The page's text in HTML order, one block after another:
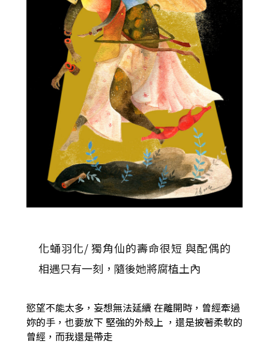
化蛹羽化/ 獨角仙的壽命很短 與配偶的
相遇只有一刻，隨後她將腐植土內
慾望不能太多，妄想無法延續 在離開時，曾經牽過
妳的手，也要放下 堅強的外殼上 ，還是披著柔軟的
曾經，而我還是帶走